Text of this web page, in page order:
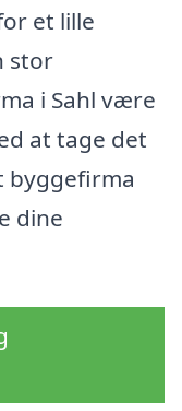
et lille
stor
i Sahl være
at tage det
byggefirma
dine